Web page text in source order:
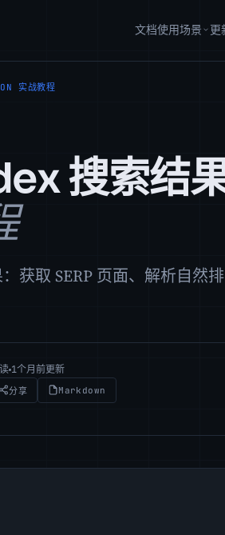
文档使用场景 更
实战教程
搜索结
获取 SERP 页面、解析自然
1个月前更新
分享 Markdown